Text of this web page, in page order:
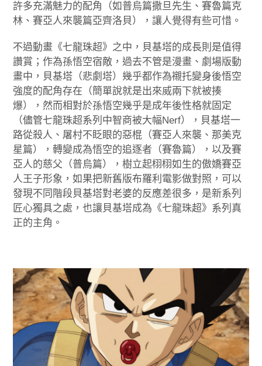
許多充滿魅力的配角（如普烏篇撒旦先生、賽魯篇克
林、賽亞人來襲篇亞齊洛貝），讓人覺得有些可惜。
不過動畫《七龍珠超》之中，貝基塔的成長則是值得
讚賞；作為孫悟空宿敵，過去不管是漫畫、劇場版動
畫中，貝基塔（悲劇塔）幾乎都作為襯托變身後悟空
強度的配角存在（簡單說就是出來威兩下就被揍
爆），然而相對於孫悟空幾乎是成年後性格就固定
（儘管七龍珠超系列中智商被大幅Nerf），貝基塔一
路從殺人、屠村不眨眼的惡棍（賽亞人來襲、那美克
星篇），轉變成為悟空的追逐者（賽魯篇），以及賽
亞人的慈父（普烏篇），樹立起栩栩如生的傲嬌賽亞
人王子形象，如果把新舊版布羅利電影做對照，可以
發現不同階段貝基塔對老婆的反應差很多，是新系列
匠心獨具之處，也讓貝基塔成為《七龍珠超》系列真
正的主角。